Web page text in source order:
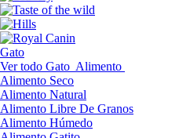
Gato
Ver todo Gato Alimento
Alimento Seco
Alimento Natural
Alimento Libre De Granos
Alimento Húmedo